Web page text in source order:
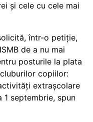
și cele cu cele mai
într-o petiție,
de a nu mai
posturile la plata
copiilor:
extrașcolare
septembrie, spun